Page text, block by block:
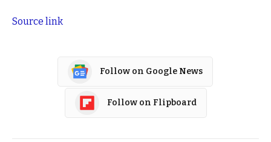
Source link
Follow on Google News
Follow on Flipboard